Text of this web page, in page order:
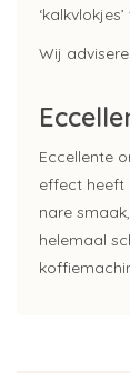
Wij
Eccellente
effect heeft
nare
helemaal